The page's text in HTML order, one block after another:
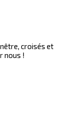
croisés et
nous !